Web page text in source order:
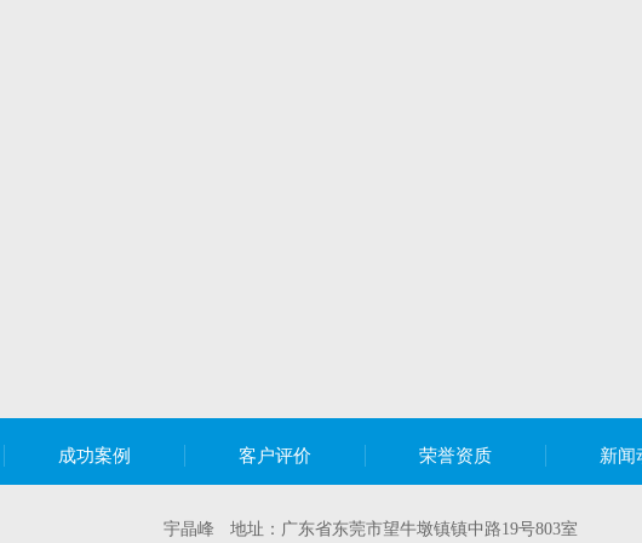
成功案例 客户评价 荣誉资质 新闻
宇晶峰 地址：广东省东莞市望牛墩镇镇中路19号803室